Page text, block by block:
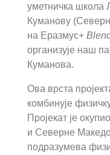
уметничка школа
Куманову
на Еразмус+
организује наш
Куманова.
Ова врста
комбинује
Пројекат је
и Северне
подразумева